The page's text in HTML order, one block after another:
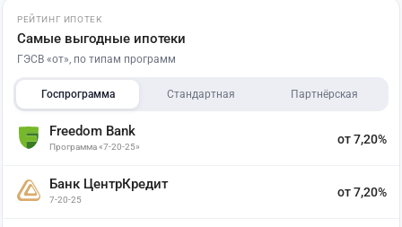
РЕЙТИНГ ИПОТЕК
Самые выгодные ипотеки
ГЭСВ «от», по типам программ
Госпрограмма Стандартная Партнёрская
Freedom Bank
Программа «7-20-25»
от 7,20%
Банк ЦентрКредит
7-20-25
от 7,20%